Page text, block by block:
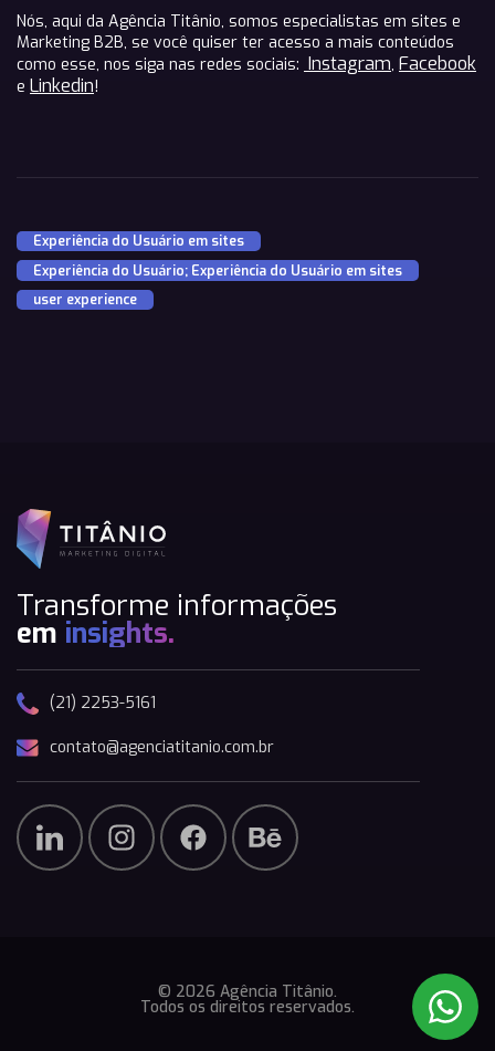
Nós, aqui da Agência Titânio, somos especialistas em sites e
Marketing B2B, se você quiser ter acesso a mais conteúdos
como esse, nos siga nas redes sociais: Instagram, Facebook
e Linkedin!
Experiência do Usuário em sites
Experiência do Usuário; Experiência do Usuário em sites
user experience
Transforme informações
em insights.
(21) 2253-5161
contato@agenciatitanio.com.br
© 2026 Agência Titânio.
Todos os direitos reservados.